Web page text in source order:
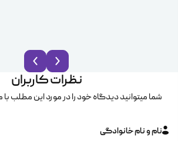
نظرات کاربران
شما میتوانید دیدگاه خود را در مورد این مطلب با
نام و نام خانوادگی